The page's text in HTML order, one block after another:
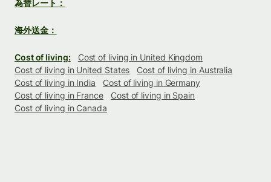
為替レート：
海外送金：
Cost of living:
Cost of living in United Kingdom
Cost of living in United States
Cost of living in Australia
Cost of living in India
Cost of living in Germany
Cost of living in France
Cost of living in Spain
Cost of living in Canada